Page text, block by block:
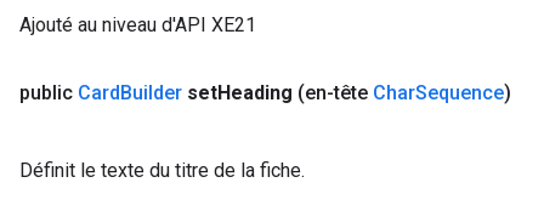
Ajouté au niveau d'API XE21
public CardBuilder setHeading (en-tête CharSequence)
Définit le texte du titre de la fiche.